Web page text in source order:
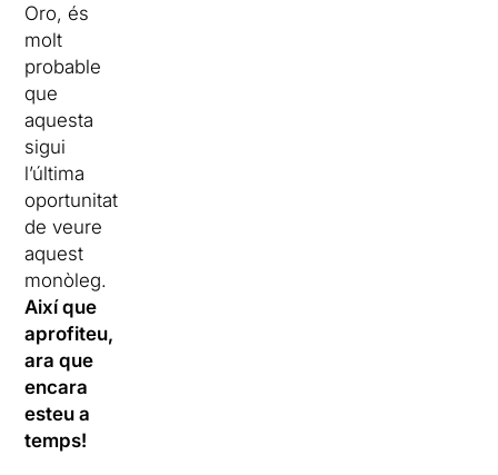
Oro, és
molt
probable
que
aquesta
sigui
l’última
oportunitat
de veure
aquest
monòleg.
Així que
aprofiteu,
ara que
encara
esteu a
temps!